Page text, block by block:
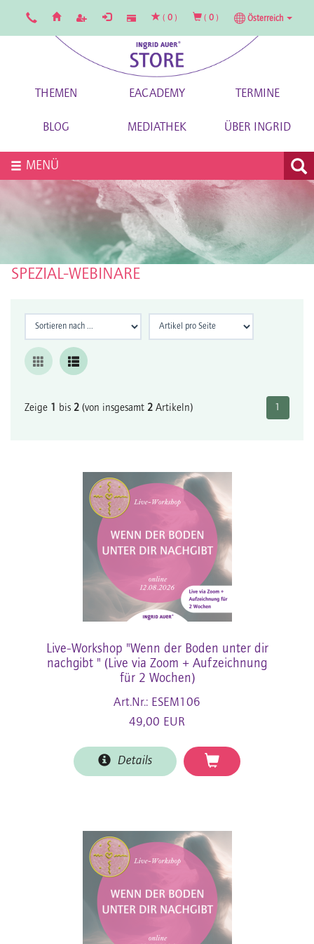
( 0 ) ( 0 ) Österreich
THEMEN EACADEMY TERMINE
BLOG MEDIATHEK ÜBER INGRID
MENÜ
SPEZIAL-WEBINARE
Zeige 1 bis 2 (von insgesamt 2 Artikeln) 1
Live-Workshop "Wenn der Boden unter dir
nachgibt " (Live via Zoom + Aufzeichnung
für 2 Wochen)
Art.Nr.: ESEM106
49,00 EUR
Details